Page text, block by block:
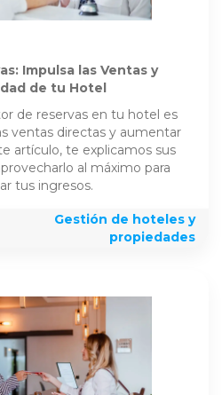
Impulsa las Ventas y
de tu Hotel
de reservas en tu hotel es
ventas directas y aumentar
artículo, te explicamos sus
al máximo para
tus ingresos.
Gestión de hoteles y
propiedades